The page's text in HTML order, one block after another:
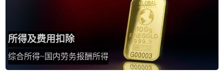
所得及费用扣除
综合所得~国内劳务报酬所得